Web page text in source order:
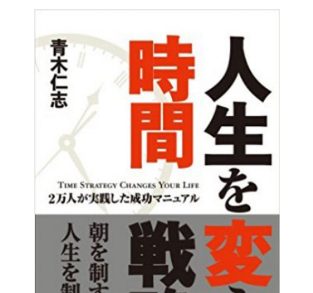
という願望をもっています。つまり私たちの人生は、自己
の存在価値の発見のために、また自己承認のために最も大
きなエネルギーを使っているといってもよいでしょう。
ならば、ネットワーク・ビジネスにこそ、その必要と願
望に対する答えが“すべてある”と言ってもよいのではない
でしょうか。
本書に書かれていることを一度に身に付けようとしても
無理があります。ですが一つ一つ、意識し、習慣化してい
くことにより、確実にあなたは「最強のリーダー」になる
ことができます。
本文【はじめに】より抜粋
定年になって遊んでいるが、この本を読んでもう一度リー
ダーになりたいと思った。
神戸市灘区 / 60代 / 男性
素晴らしいの一言。あとはこれを実践するだけです。続編
が読みたい。多くの方にススメたい1冊です。
八女市 / 30代 / 男性
リーダーシップの心得が良くわかりました。今後参考にし
て行きたい。
和歌山県 / 50代 / 男性
「技術がない」というより人間として「器がない」と実感
させられました。
大阪市平野区 / 30代 / 男性